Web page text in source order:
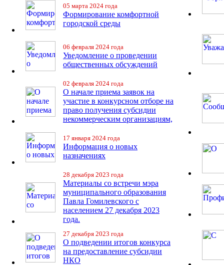
05 марта 2024 года
Формирование комфортной
городской среды
06 февраля 2024 года
Уведомление о проведении
общественных обсуждений
02 февраля 2024 года
О начале приема заявок на
участие в конкурсном отборе на
право получения субсидии
некоммерческим организациям,
17 января 2024 года
Информация о новых
назначениях
28 декабря 2023 года
Материалы со встречи мэра
муниципального образования
Павла Гомилевского с
населением 27 декабря 2023
года.
27 декабря 2023 года
О подведении итогов конкурса
на предоставление субсидии
НКО